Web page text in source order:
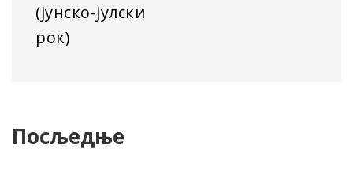
(јунско-јулски
рок)
Посљедње